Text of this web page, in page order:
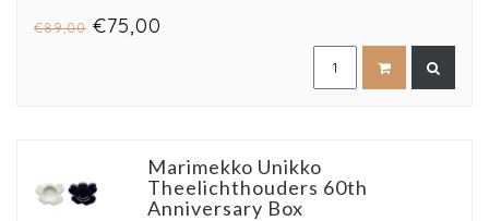
€89,00 €75,00
Marimekko Unikko
Theelichthouders 60th
Anniversary Box